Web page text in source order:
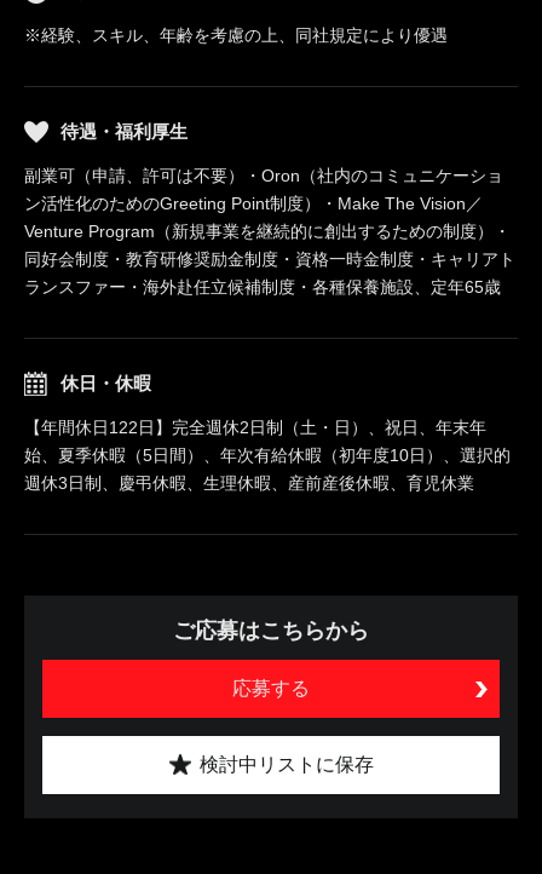
※経験、スキル、年齢を考慮の上、同社規定により優遇
待遇・福利厚生
副業可（申請、許可は不要）・Oron（社内のコミュニケーショ
ン活性化のためのGreeting Point制度）・Make The Vision／
Venture Program（新規事業を継続的に創出するための制度）・
同好会制度・教育研修奨励金制度・資格一時金制度・キャリアト
ランスファー・海外赴任立候補制度・各種保養施設、定年65歳
休日・休暇
【年間休日122日】完全週休2日制（土・日）、祝日、年末年
始、夏季休暇（5日間）、年次有給休暇（初年度10日）、選択的
週休3日制、慶弔休暇、生理休暇、産前産後休暇、育児休業
ご応募はこちらから
応募する
検討中リストに保存